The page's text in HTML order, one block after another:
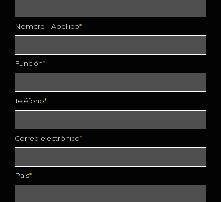
Nombre - Apellido
Función
Teléfono
Correo electrónico
País